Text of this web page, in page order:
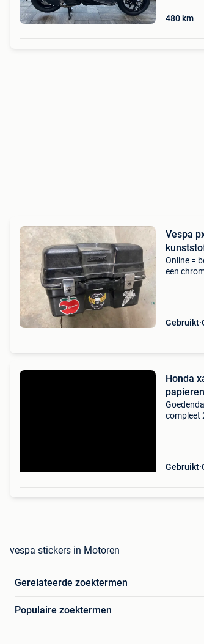
480 km
Vespa
Online =
een
Gebruikt
Honda
compleet
Gebruikt
vespa stickers in Motoren
Gerelateerde zoektermen
Populaire zoektermen